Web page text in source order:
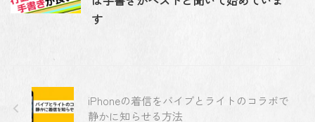
す
iPhoneの着信をバイブとライトのコラボで
静かに知らせる方法